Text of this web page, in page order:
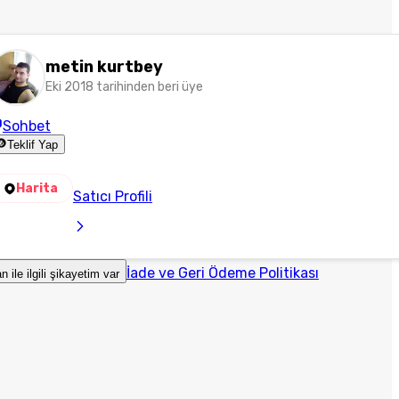
metin kurtbey
Eki 2018 tarihinden beri üye
Sohbet
Teklif Yap
Harita Satıcı Profili
ile ilgili şikayetim var İade ve Geri Ödeme Politikası